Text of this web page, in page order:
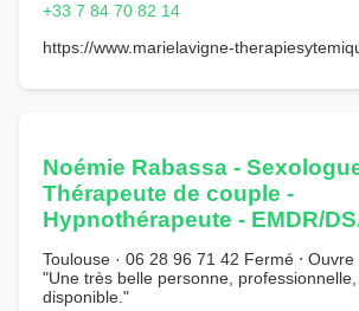
+33 7 84 70 82 14
https://www.marielavigne-
Noémie Rabassa -
Thérapeute de couple -
Hypnothérapeute - EMDR/
Toulouse · 06 28 96 71 42 Fermé ⋅
"Une très belle personne,
disponible."